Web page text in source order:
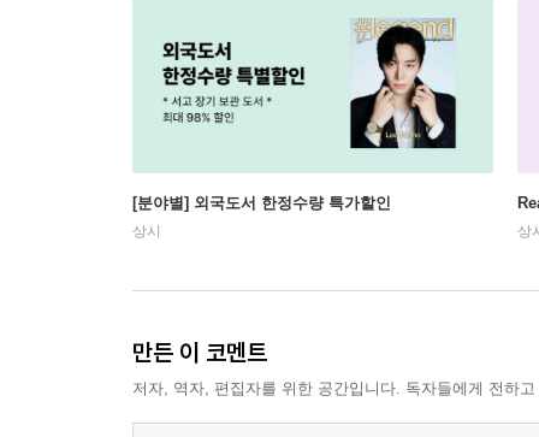
[분야별] 외국도서 한정수량 특가할인
상시 상
만든 이 코멘트
저자, 역자, 편집자를 위한 공간입니다. 독자들에게 전하